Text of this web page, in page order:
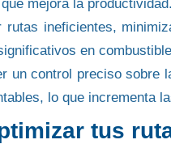
mejora la productividad.
rutas ineficientes,
en
un control preciso sobre
lo que incrementa
tus